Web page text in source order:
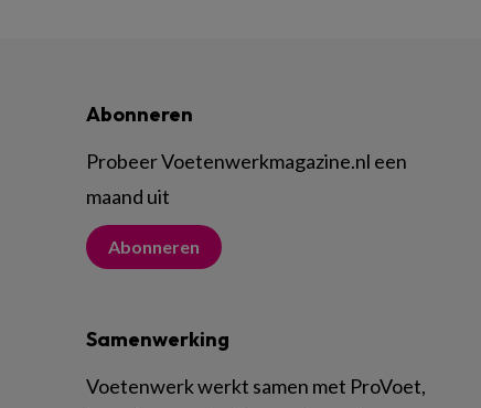
Abonneren
Probeer Voetenwerkmagazine.nl een
maand uit
Abonneren
Samenwerking
Voetenwerk werkt samen met ProVoet,